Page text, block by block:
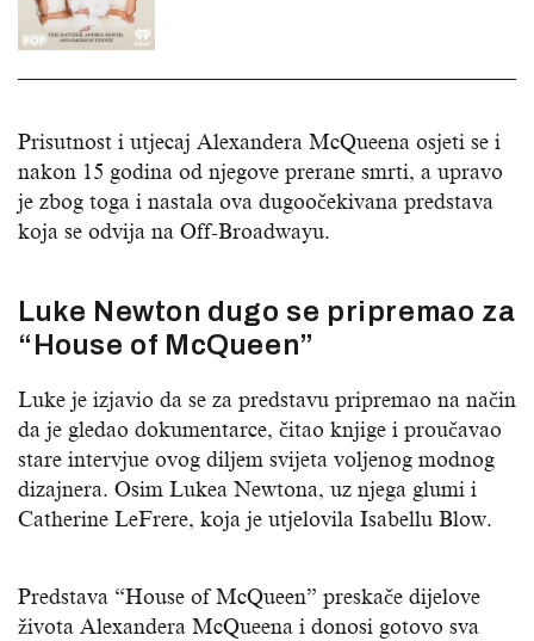
Prisutnost i utjecaj Alexandera McQueena osjeti se i
nakon 15 godina od njegove prerane smrti, a upravo
je zbog toga i nastala ova dugoočekivana predstava
koja se odvija na Off-Broadwayu.
Luke Newton dugo se pripremao za
“House of McQueen”
Luke je izjavio da se za predstavu pripremao na način
da je gledao dokumentarce, čitao knjige i proučavao
stare intervjue ovog diljem svijeta voljenog modnog
dizajnera. Osim Lukea Newtona, uz njega glumi i
Catherine LeFrere, koja je utjelovila Isabellu Blow.
Predstava “House of McQueen” preskače dijelove
života Alexandera McQueena i donosi gotovo sva